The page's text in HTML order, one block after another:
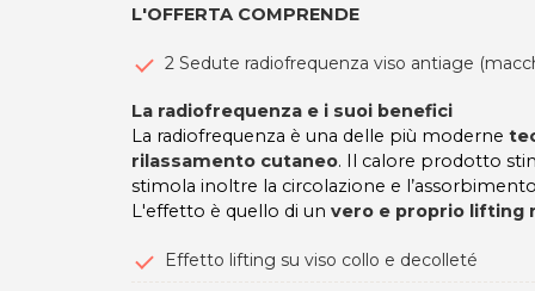
L'OFFERTA COMPRENDE
2 Sedute radiofrequenza viso antiage
La radiofrequenza e i suoi benefici
La radiofrequenza è una delle più moderne
rilassamento cutaneo. Il calore prodotto
stimola inoltre la circolazione e
L'effetto è quello di un vero e proprio lifting
Effetto lifting su viso collo e decolleté